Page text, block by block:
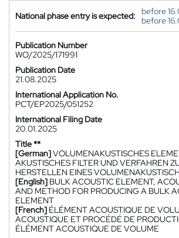
National phase entry is expected:
before
before
Publication Number
WO/2025/171991
Publication Date
21.08.2025
International Application No.
PCT/EP2025/051252
International Filing Date
20.01.2025
Title **
[German]VOLUMENAKUSTISCHES
AKUSTISCHES FILTER UND VERFAHREN
HERSTELLEN EINES
[English] BULK ACOUSTIC ELEMENT,
AND METHOD FOR PRODUCING A BULK
ELEMENT
[French] ÉLÉMENT ACOUSTIQUE DE
ACOUSTIQUE ET PROCÉDÉ DE
ÉLÉMENT ACOUSTIQUE DE VOLUME